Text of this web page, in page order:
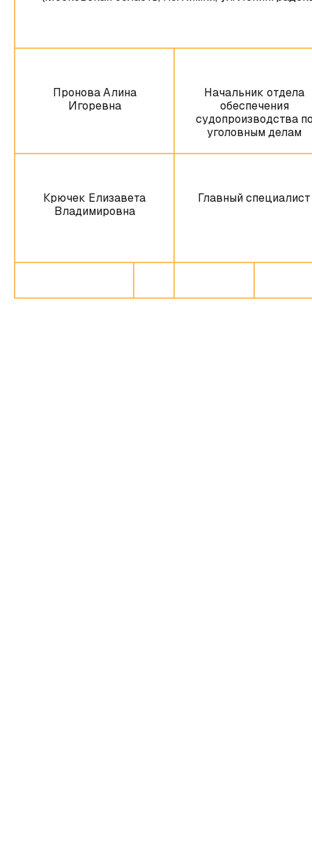
Пронова Алина
Игоревна
Начальник отдела
обеспечения
судопроизводства
уголовным делам
Крючек Елизавета
Владимировна
Главный специалист